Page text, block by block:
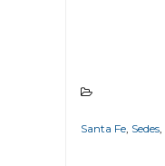
Santa Fe, Sedes,